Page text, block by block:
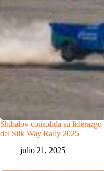
Shibalov consolida su liderazgo
del Silk Way Rally 2025
julio 21, 2025